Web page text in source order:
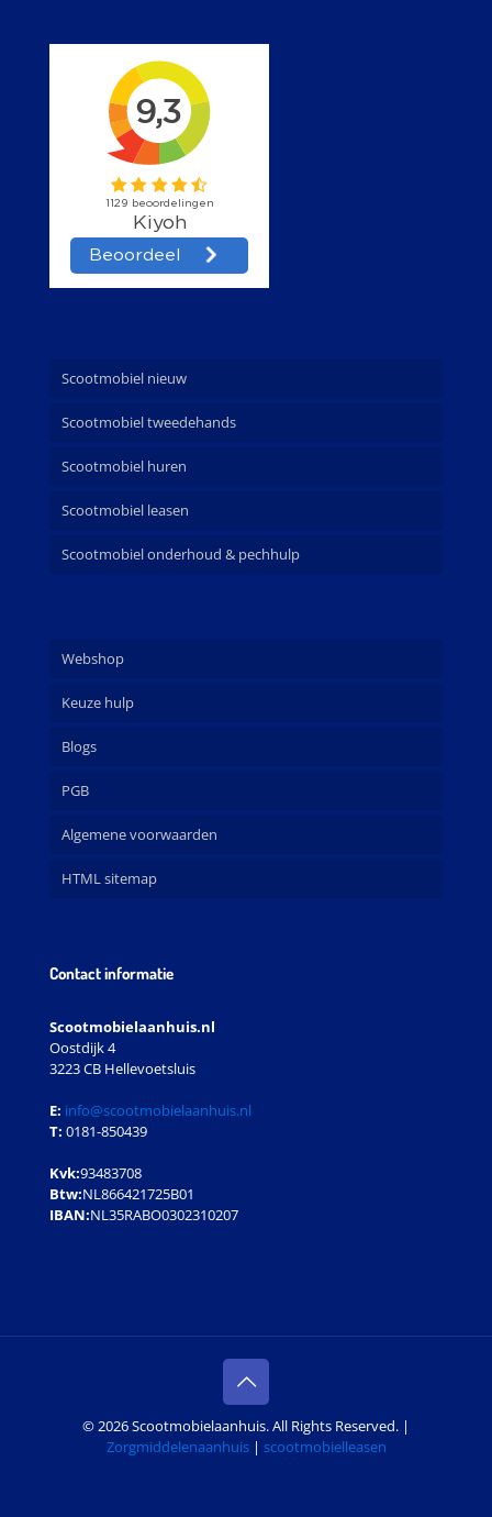
Scootmobiel nieuw
Scootmobiel tweedehands
Scootmobiel huren
Scootmobiel leasen
Scootmobiel onderhoud & pechhulp
Webshop
Keuze hulp
Blogs
PGB
Algemene voorwaarden
HTML sitemap
Contact informatie
Scootmobielaanhuis.nl
Oostdijk 4
3223 CB Hellevoetsluis
E: info@scootmobielaanhuis.nl
T: 0181-850439
Kvk:93483708
Btw:NL866421725B01
IBAN:NL35RABO0302310207
© 2026 Scootmobielaanhuis. All Rights Reserved. |
Zorgmiddelenaanhuis| scootmobielleasen